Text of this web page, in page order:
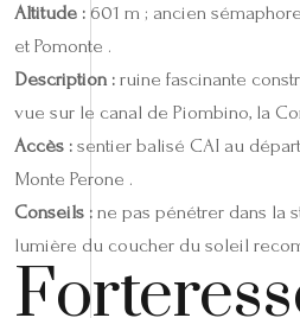
Altitude : 601 m ; ancien
et Pomonte .
Description : ruine fascinante
vue sur le canal de Piombino, la
Accès : sentier balisé CAI au
Monte Perone .
Conseils : ne pas pénétrer dans la
lumière du coucher du soleil